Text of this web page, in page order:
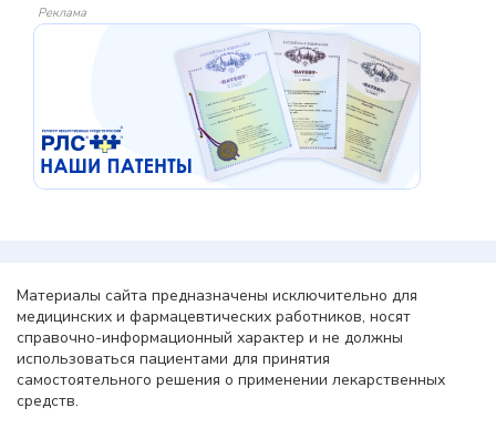
Реклама
Материалы сайта предназначены исключительно для
медицинских и фармацевтических работников, носят
справочно-информационный характер и не должны
использоваться пациентами для принятия
самостоятельного решения о применении лекарственных
средств.